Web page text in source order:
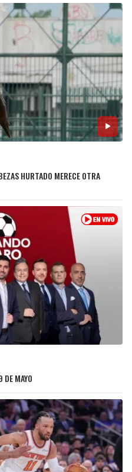
HURTADO MERECE OTRA
DE MAYO